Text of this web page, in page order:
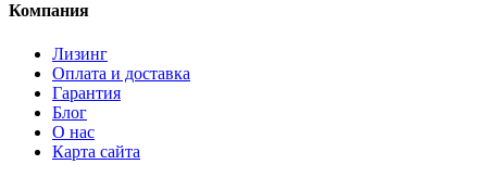
Компания
Лизинг
Оплата и доставка
Гарантия
Блог
О нас
Карта сайта